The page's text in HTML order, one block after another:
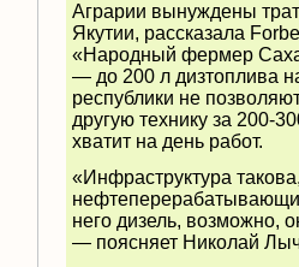
Аграрии вынуждены
Якутии, рассказала
«Народный фермер
— до 200 л дизтоплива
республики не
другую технику за 200-
хватит на день работ.
«Инфраструктура
него дизель, возможно,
— поясняет Николай